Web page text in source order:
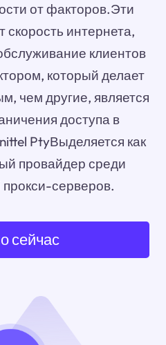
от факторов.Эти
интернета,
клиентов
который делает
чем другие, является
доступа в
PtyВыделяется как
провайдер среди
серверов.
сейчас